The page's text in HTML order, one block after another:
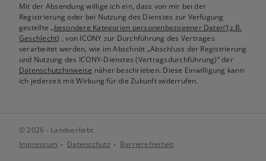
Mit der Absendung willige ich ein, dass von mir bei der
Registrierung oder bei Nutzung des Dienstes zur Verfügung
gestellte„besondere Kategorien personenbezogener Daten“(z.B.
Geschlecht) , von ICONY zur Durchführung des Vertrages
verarbeitet werden, wie im Abschnitt „Abschluss der Registrierung
und Nutzung des ICONY-Dienstes (Vertragsdurchführung)“ der
Datenschutzhinweise näher beschrieben. Diese Einwilligung kann
ich jederzeit mit Wirkung für die Zukunft widerrufen.
© 2026 - Landverliebt
Impressum
Datenschutz Barrierefreiheit